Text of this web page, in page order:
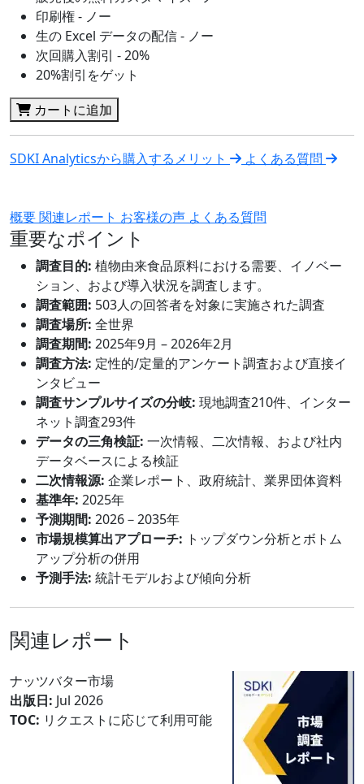
印刷権 - ノー
生の Excel データの配信 - ノー
次回購入割引 - 20%
20%割引をゲット
カートに追加
SDKI Analyticsから購入するメリット よくある質問
概要関連レポート お客様の声 よくある質問
重要なポイント
調査目的: 植物由来食品原料における需要、イノベー
ション、および導入状況を調査します。
調査範囲: 503人の回答者を対象に実施された調査
調査場所: 全世界
調査期間: 2025年9月 – 2026年2月
調査方法: 定性的/定量的アンケート調査および直接イ
ンタビュー
調査サンプルサイズの分岐: 現地調査210件、インター
ネット調査293件
データの三角検証: 一次情報、二次情報、および社内
データベースによる検証
二次情報源: 企業レポート、政府統計、業界団体資料
基準年: 2025年
予測期間: 2026－2035年
市場規模算出アプローチ: トップダウン分析とボトム
アップ分析の併用
予測手法: 統計モデルおよび傾向分析
関連レポート
ナッツバター市場
出版日: Jul 2026
TOC: リクエストに応じて利用可能